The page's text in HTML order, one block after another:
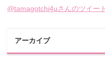
@tamagotchi4uさんのツイート
アーカイブ